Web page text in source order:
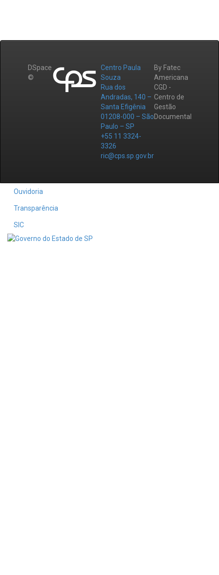
DSpace
©
Centro Paula
Souza
Rua dos
Andradas, 140 –
Santa Efigênia
01208-000 – São
Paulo – SP
+55 11 3324-
3326
ric@cps.sp.gov.br
By Fatec
Americana
CGD -
Centro de
Gestão
Documental
Ouvidoria
Transparência
SIC